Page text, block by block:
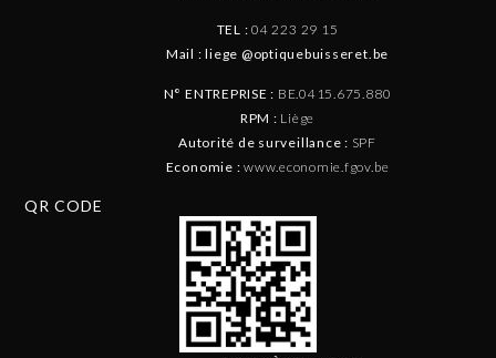
TEL : 04 223 29 15
Mail : liege @optiquebuisseret.be
N° ENTREPRISE : BE.0415.675.880
RPM : Liège
Autorité de surveillance : SPF
Economie : www.economie.fgov.be
QR CODE